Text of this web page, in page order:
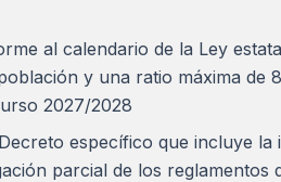
al calendario de la Ley
y una ratio máxima de
2027/2028
específico que incluye la
parcial de los reglamentos